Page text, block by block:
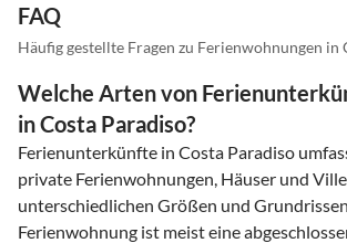
FAQ
Häufig gestellte Fragen zu Ferienwohnungen in
Welche Arten von
in Costa Paradiso?
Ferienunterkünfte in Costa Paradiso
private Ferienwohnungen, Häuser und
unterschiedlichen Größen und
Ferienwohnung ist meist eine